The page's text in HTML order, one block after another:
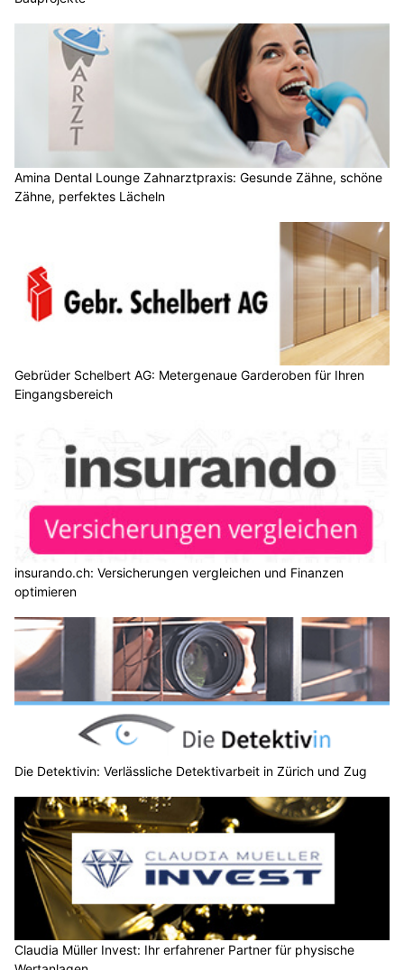
Amina Dental Lounge Zahnarztpraxis: Gesunde Zähne, schöne
Zähne, perfektes Lächeln
Gebrüder Schelbert AG: Metergenaue Garderoben für Ihren
Eingangsbereich
insurando.ch: Versicherungen vergleichen und Finanzen
optimieren
Die Detektivin: Verlässliche Detektivarbeit in Zürich und Zug
Claudia Müller Invest: Ihr erfahrener Partner für physische